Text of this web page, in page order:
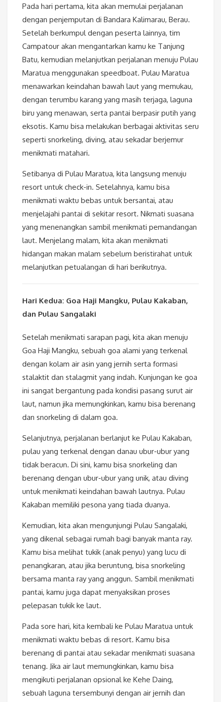
Pada hari pertama, kita akan memulai perjalanan
dengan penjemputan di Bandara Kalimarau, Berau.
Setelah berkumpul dengan peserta lainnya, tim
Campatour akan mengantarkan kamu ke Tanjung
Batu, kemudian melanjutkan perjalanan menuju Pulau
Maratua menggunakan speedboat. Pulau Maratua
menawarkan keindahan bawah laut yang memukau,
dengan terumbu karang yang masih terjaga, laguna
biru yang menawan, serta pantai berpasir putih yang
eksotis. Kamu bisa melakukan berbagai aktivitas seru
seperti snorkeling, diving, atau sekadar berjemur
menikmati matahari.
Setibanya di Pulau Maratua, kita langsung menuju
resort untuk check-in. Setelahnya, kamu bisa
menikmati waktu bebas untuk bersantai, atau
menjelajahi pantai di sekitar resort. Nikmati suasana
yang menenangkan sambil menikmati pemandangan
laut. Menjelang malam, kita akan menikmati
hidangan makan malam sebelum beristirahat untuk
melanjutkan petualangan di hari berikutnya.
Hari Kedua: Goa Haji Mangku, Pulau Kakaban,
dan Pulau Sangalaki
Setelah menikmati sarapan pagi, kita akan menuju
Goa Haji Mangku, sebuah goa alami yang terkenal
dengan kolam air asin yang jernih serta formasi
stalaktit dan stalagmit yang indah. Kunjungan ke goa
ini sangat bergantung pada kondisi pasang surut air
laut, namun jika memungkinkan, kamu bisa berenang
dan snorkeling di dalam goa.
Selanjutnya, perjalanan berlanjut ke Pulau Kakaban,
pulau yang terkenal dengan danau ubur-ubur yang
tidak beracun. Di sini, kamu bisa snorkeling dan
berenang dengan ubur-ubur yang unik, atau diving
untuk menikmati keindahan bawah lautnya. Pulau
Kakaban memiliki pesona yang tiada duanya.
Kemudian, kita akan mengunjungi Pulau Sangalaki,
yang dikenal sebagai rumah bagi banyak manta ray.
Kamu bisa melihat tukik (anak penyu) yang lucu di
penangkaran, atau jika beruntung, bisa snorkeling
bersama manta ray yang anggun. Sambil menikmati
pantai, kamu juga dapat menyaksikan proses
pelepasan tukik ke laut.
Pada sore hari, kita kembali ke Pulau Maratua untuk
menikmati waktu bebas di resort. Kamu bisa
berenang di pantai atau sekadar menikmati suasana
tenang. Jika air laut memungkinkan, kamu bisa
mengikuti perjalanan opsional ke Kehe Daing,
sebuah laguna tersembunyi dengan air jernih dan